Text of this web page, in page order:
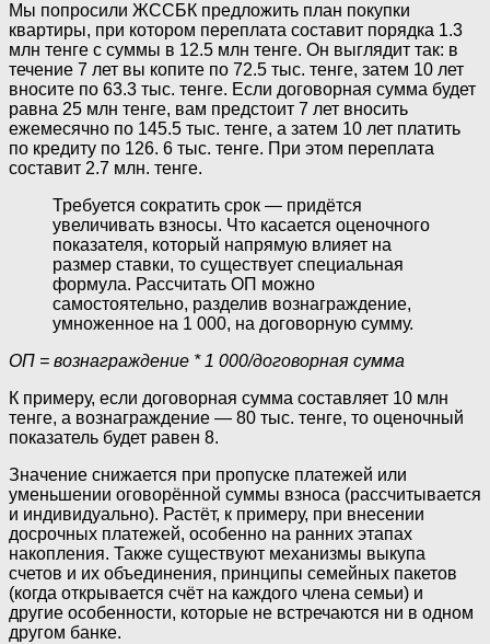
Мы попросили ЖССБК предложить план покупки
квартиры, при котором переплата составит порядка 1.3
млн тенге с суммы в 12.5 млн тенге. Он выглядит так: в
течение 7 лет вы копите по 72.5 тыс. тенге, затем 10 лет
вносите по 63.3 тыс. тенге. Если договорная сумма будет
равна 25 млн тенге, вам предстоит 7 лет вносить
ежемесячно по 145.5 тыс. тенге, а затем 10 лет платить
по кредиту по 126. 6 тыс. тенге. При этом переплата
составит 2.7 млн. тенге.
Требуется сократить срок — придётся
увеличивать взносы. Что касается оценочного
показателя, который напрямую влияет на
размер ставки, то существует специальная
формула. Рассчитать ОП можно
самостоятельно, разделив вознаграждение,
умноженное на 1 000, на договорную сумму.
ОП = вознаграждение * 1 000/договорная сумма
К примеру, если договорная сумма составляет 10 млн
тенге, а вознаграждение — 80 тыс. тенге, то оценочный
показатель будет равен 8.
Значение снижается при пропуске платежей или
уменьшении оговорённой суммы взноса (рассчитывается
и индивидуально). Растёт, к примеру, при внесении
досрочных платежей, особенно на ранних этапах
накопления. Также существуют механизмы выкупа
счетов и их объединения, принципы семейных пакетов
(когда открывается счёт на каждого члена семьи) и
другие особенности, которые не встречаются ни в одном
другом банке.